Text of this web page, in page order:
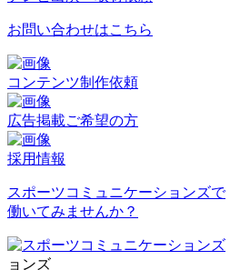
お問い合わせはこちら
コンテンツ制作依頼
広告掲載ご希望の方
採用情報
スポーツコミュニケーションズで
働いてみませんか？
ョンズ